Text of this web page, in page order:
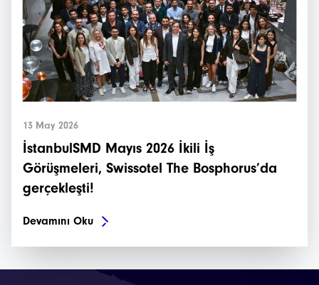
13 May 2026
İstanbulSMD Mayıs 2026 İkili İş
Görüşmeleri, Swissotel The Bosphorus’da
gerçekleşti!
Devamını Oku